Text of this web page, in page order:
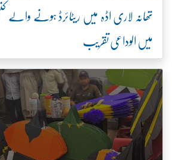
تھانہ لاری اڈہ میں ریٹائرڈ ہونے والے
میں الوداعی تقریب